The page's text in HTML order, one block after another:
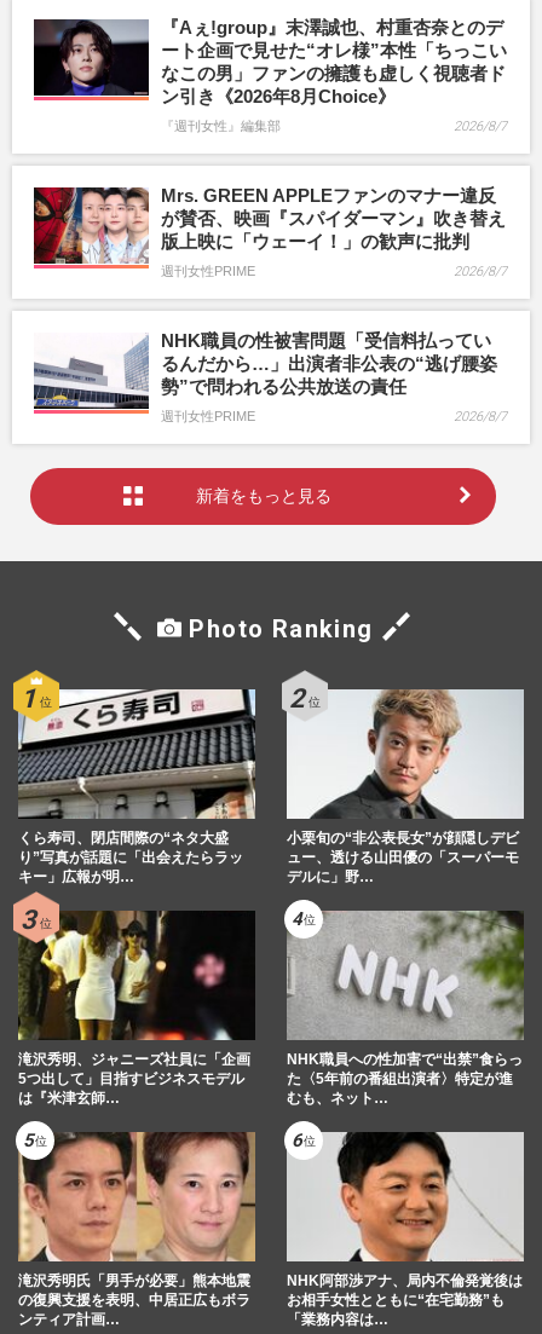
『Aぇ!group』末澤誠也、村重杏奈とのデ
ート企画で見せた“オレ様”本性「ちっこい
なこの男」ファンの擁護も虚しく視聴者ド
ン引き《2026年8月Choice》
『週刊女性』編集部 2026/8/7
Mrs. GREEN APPLEファンのマナー違反
が賛否、映画『スパイダーマン』吹き替え
版上映に「ウェーイ！」の歓声に批判
週刊女性PRIME 2026/8/7
NHK職員の性被害問題「受信料払ってい
るんだから…」出演者非公表の“逃げ腰姿
勢”で問われる公共放送の責任
週刊女性PRIME 2026/8/7
新着をもっと見る
Photo Ranking
くら寿司、閉店間際の“ネタ大盛
り”写真が話題に「出会えたらラッ
キー」広報が明…
小栗旬の“非公表長女”が顔隠しデビ
ュー、透ける山田優の「スーパーモ
デルに」野…
滝沢秀明、ジャニーズ社員に「企画
5つ出して」目指すビジネスモデル
は『米津玄師…
NHK職員への性加害で“出禁”食らっ
た〈5年前の番組出演者〉特定が進
むも、ネット…
滝沢秀明氏「男手が必要」熊本地震
の復興支援を表明、中居正広もボラ
ンティア計画…
NHK阿部渉アナ、局内不倫発覚後は
お相手女性とともに“在宅勤務”も
「業務内容は…